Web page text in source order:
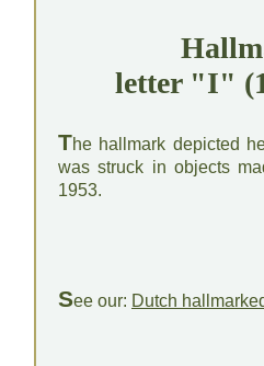
letter "I"
The hallmark depicted
was struck in objects
1953.
See our: Dutch